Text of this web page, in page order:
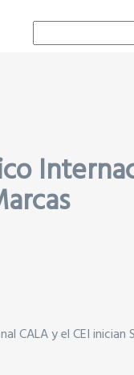
CALA y el CEI